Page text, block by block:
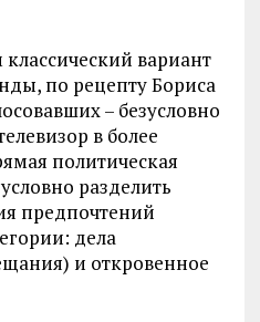
вариант
по рецепту Бориса
– безусловно
в более
политическая
разделить
предпочтений
дела
и откровенное